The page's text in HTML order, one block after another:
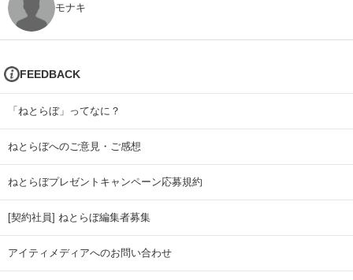
モナキ
FEEDBACK
「ねとらぼ」ってなに？
ねとらぼへのご意見・ご感想
ねとらぼプレゼントキャンペーン応募規約
[契約社員] ねとらぼ編集者募集
アイティメディアへのお問い合わせ